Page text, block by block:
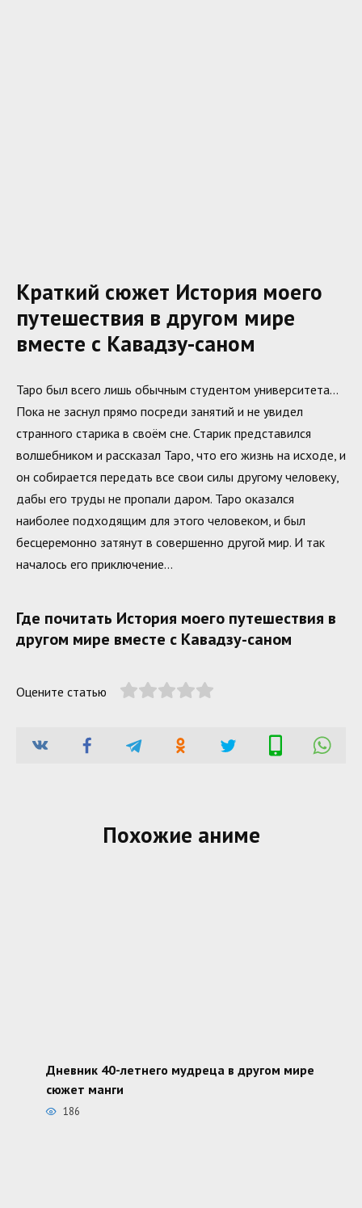
Краткий сюжет История моего
путешествия в другом мире
вместе с Кавадзу-саном
Таро был всего лишь обычным студентом университета…
Пока не заснул прямо посреди занятий и не увидел
странного старика в своём сне. Старик представился
волшебником и рассказал Таро, что его жизнь на исходе, и
он собирается передать все свои силы другому человеку,
дабы его труды не пропали даром. Таро оказался
наиболее подходящим для этого человеком, и был
бесцеремонно затянут в совершенно другой мир. И так
началось его приключение…
Где почитать История моего путешествия в
другом мире вместе с Кавадзу-саном
Оцените статью
Похожие аниме
Дневник 40-летнего мудреца в другом мире
сюжет манги
186